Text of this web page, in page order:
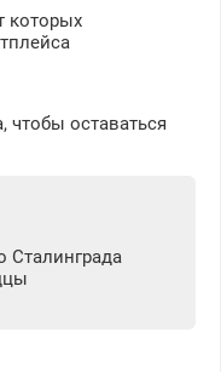
которых
чтобы оставаться
Сталинграда